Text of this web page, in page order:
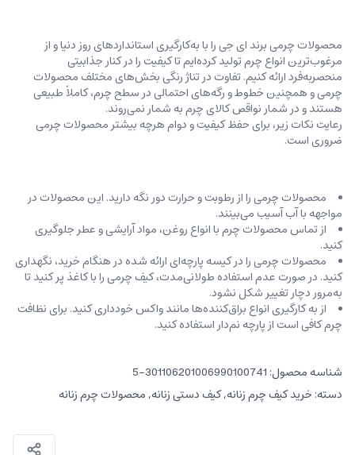
محصولات چرمی برند ای جی را با به‌کارگیری استانداردهای روز دنیا و از
مرغوب‌ترین انواع چرم تولید کرده‌ایم تا کیفیت را در کنار جذابیتی
منحصربه‌فرد ارائه کنیم. تفاوت در تناژ رنگی بخش‌های مختلف محصولات
چرمی و همچنین خطوط و رگه‌‌های احتمالی در سطح چرم، کاملاً طبیعی
هستند و در شمار نواقص کالای چرم به شمار نمی‌روند.
رعایت نکات زیر، برای حفظ کیفیت و دوام هرچه بیشتر محصولات چرمی
ضروری است.
محصولات چرمی را از رطوبت و حرارت دور نگه دارید. این محصولات در
مواجهه با آب آسیب می‌بینند.
از تماس محصولات چرم با انواع روغن‌، مواد آرایشی و عطر جلوگیری
کنید.
محصولات چرمی را در کیسه‌ پارچه‌ای ارائه شده در هنگام خرید، ‌نگهداری
کنید. در صورت عدم استفاده طولانی‌مدت، کیف‌ چرمی را با کاغذ پر کنید تا
به‌مرور دچار تغییر شکل نشود.
از به کارگیری انواع براق‌کننده‌ها مانند واکس خودداری کنید. برای نظافت
چرم کافی است از پارچه‌ نم‌دار استفاده کنید.
شناسه محصول: 301106201006990100741-5
دسته: خرید کیف چرم زنانه,کیف دستی زنانه,محصولات چرم زنانه